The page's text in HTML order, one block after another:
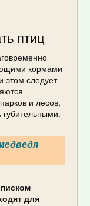
птиц
кормами
этом следует
и лесов,
губительными.
для